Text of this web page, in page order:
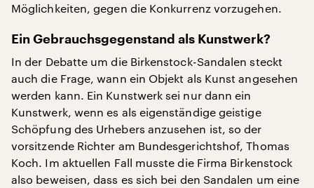
Möglichkeiten, gegen die Konkurrenz vorzugehen.
Ein Gebrauchsgegenstand als Kunstwerk?
In der Debatte um die Birkenstock-Sandalen steckt
auch die Frage, wann ein Objekt als Kunst angesehen
werden kann. Ein Kunstwerk sei nur dann ein
Kunstwerk, wenn es als eigenständige geistige
Schöpfung des Urhebers anzusehen ist, so der
vorsitzende Richter am Bundesgerichtshof, Thomas
Koch. Im aktuellen Fall musste die Firma Birkenstock
also beweisen, dass es sich bei den Sandalen um eine